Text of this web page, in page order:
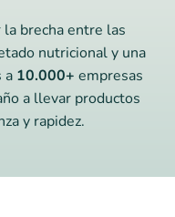
brecha entre las
nutricional y una
a 10.000+ empresas
a llevar productos
y rapidez.